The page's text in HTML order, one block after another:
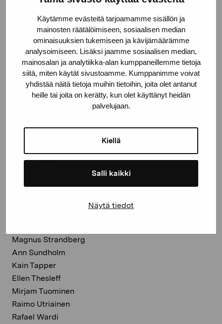
Käytämme evästeitä tarjoamamme sisällön ja
mainosten räätälöimiseen, sosiaalisen median
ominaisuuksien tukemiseen ja kävijämäärämme
analysoimiseen. Lisäksi jaamme sosiaalisen median,
mainosalan ja analytiikka-alan kumppaneillemme tietoja
siitä, miten käytät sivustoamme. Kumppanimme voivat
yhdistää näitä tietoja muihin tietoihin, joita olet antanut
heille tai joita on kerätty, kun olet käyttänyt heidän
palvelujaan.
Kiellä
Salli kaikki
Näytä tiedot
Manno Kalliomäki
Pentti Kaskipuro
Ahti Lavonen
Leena Luostarinen
Lisbet Lund-Schwela
Mauno Markkula
Eila Minkkinen
Ulla Rantanen
Anna Retulainen
Magnus Strandberg
Ann Sundholm
Kain Tapper
Ellen Thesleff
Mirjam Tuominen
Raimo Utriainen
Rafael Wardi